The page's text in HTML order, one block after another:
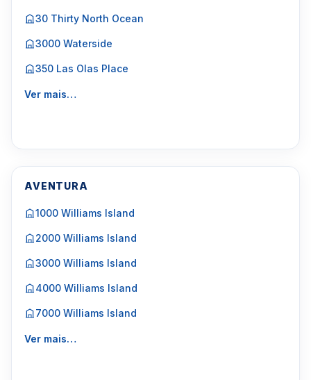
30 Thirty North Ocean
3000 Waterside
350 Las Olas Place
Ver mais…
AVENTURA
1000 Williams Island
2000 Williams Island
3000 Williams Island
4000 Williams Island
7000 Williams Island
Ver mais…